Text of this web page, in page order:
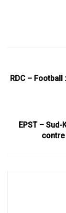
RDC – Football
EPST –
contre